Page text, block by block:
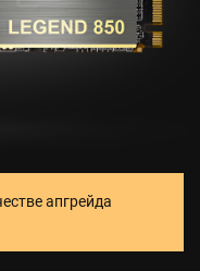
апгрейда